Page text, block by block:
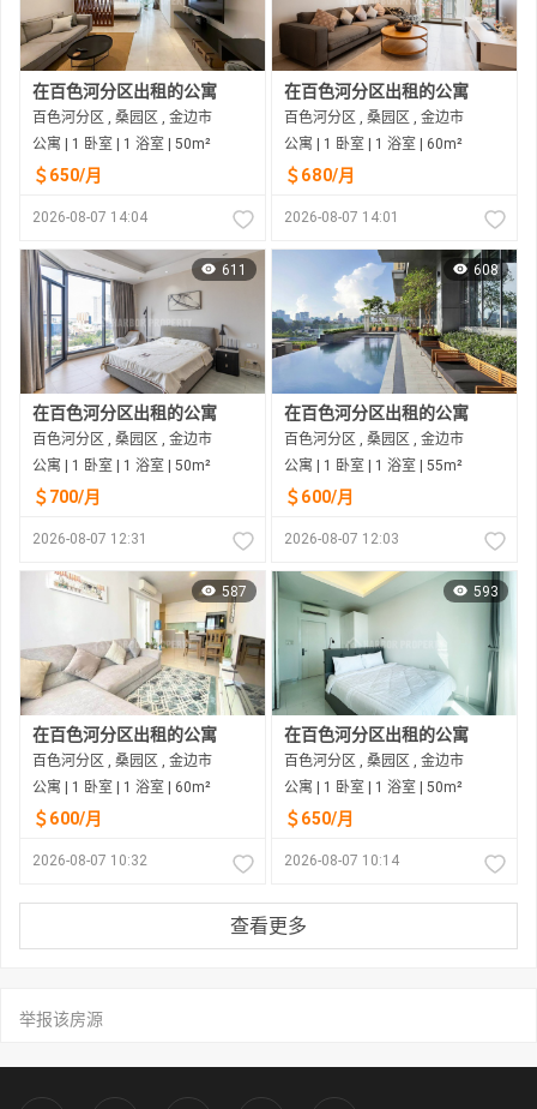
在百色河分区出租的公寓
百色河分区 , 桑园区 , 金边市
公寓 | 1 卧室 | 1 浴室 | 50m²
＄650/月
2026-08-07 14:04
在百色河分区出租的公寓
百色河分区 , 桑园区 , 金边市
公寓 | 1 卧室 | 1 浴室 | 60m²
＄680/月
2026-08-07 14:01
611
在百色河分区出租的公寓
百色河分区 , 桑园区 , 金边市
公寓 | 1 卧室 | 1 浴室 | 50m²
＄700/月
2026-08-07 12:31
608
在百色河分区出租的公寓
百色河分区 , 桑园区 , 金边市
公寓 | 1 卧室 | 1 浴室 | 55m²
＄600/月
2026-08-07 12:03
587
在百色河分区出租的公寓
百色河分区 , 桑园区 , 金边市
公寓 | 1 卧室 | 1 浴室 | 60m²
＄600/月
2026-08-07 10:32
593
在百色河分区出租的公寓
百色河分区 , 桑园区 , 金边市
公寓 | 1 卧室 | 1 浴室 | 50m²
＄650/月
2026-08-07 10:14
查看更多
举报该房源